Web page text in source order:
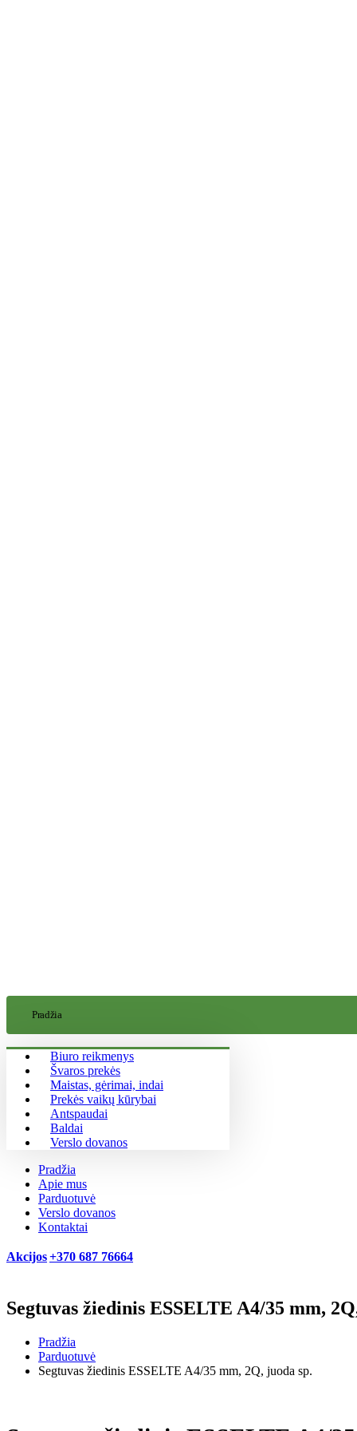
Pradžia
Biuro reikmenys
Švaros prekės
Maistas, gėrimai, indai
Prekės vaikų kūrybai
Antspaudai
Baldai
Verslo dovanos
Pradžia
Apie mus
Parduotuvė
Verslo dovanos
Kontaktai
Akcijos+370 687 76664
Segtuvas žiedinis ESSELTE A4/35 mm,
Pradžia
Parduotuvė
Segtuvas žiedinis ESSELTE A4/35 mm, 2Q, juoda sp.